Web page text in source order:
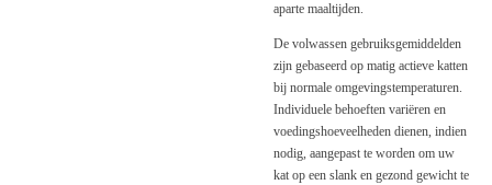
aparte maaltijden.
De volwassen gebruiksgemiddelden
zijn gebaseerd op matig actieve katten
bij normale omgevingstemperaturen.
Individuele behoeften variëren en
voedingshoeveelheden dienen, indien
nodig, aangepast te worden om uw
kat op een slank en gezond gewicht te